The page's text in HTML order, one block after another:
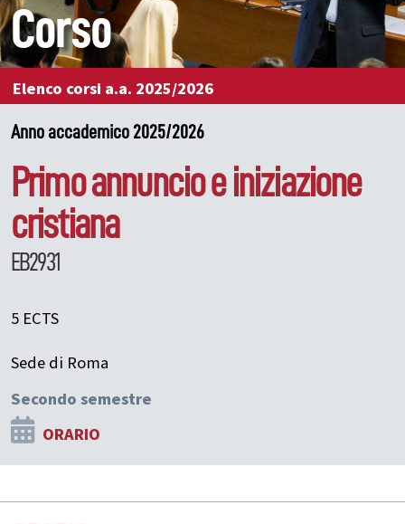
Corso
Elenco corsi a.a. 2025/2026
Anno accademico 2025/2026
Primo annuncio e iniziazione
cristiana
EB2931
5 ECTS
Sede di Roma
Secondo semestre
ORARIO